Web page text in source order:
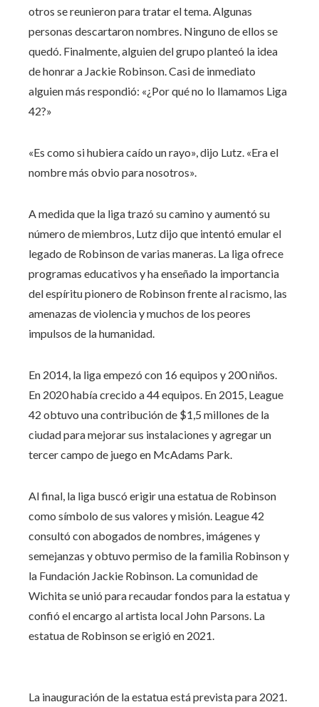
otros se reunieron para tratar el tema. Algunas
personas descartaron nombres. Ninguno de ellos se
quedó. Finalmente, alguien del grupo planteó la idea
de honrar a Jackie Robinson. Casi de inmediato
alguien más respondió: «¿Por qué no lo llamamos Liga
42?»
«Es como si hubiera caído un rayo», dijo Lutz. «Era el
nombre más obvio para nosotros».
A medida que la liga trazó su camino y aumentó su
número de miembros, Lutz dijo que intentó emular el
legado de Robinson de varias maneras. La liga ofrece
programas educativos y ha enseñado la importancia
del espíritu pionero de Robinson frente al racismo, las
amenazas de violencia y muchos de los peores
impulsos de la humanidad.
En 2014, la liga empezó con 16 equipos y 200 niños.
En 2020 había crecido a 44 equipos. En 2015, League
42 obtuvo una contribución de $1,5 millones de la
ciudad para mejorar sus instalaciones y agregar un
tercer campo de juego en McAdams Park.
Al final, la liga buscó erigir una estatua de Robinson
como símbolo de sus valores y misión. League 42
consultó con abogados de nombres, imágenes y
semejanzas y obtuvo permiso de la familia Robinson y
la Fundación Jackie Robinson. La comunidad de
Wichita se unió para recaudar fondos para la estatua y
confió el encargo al artista local John Parsons. La
estatua de Robinson se erigió en 2021.
La inauguración de la estatua está prevista para 2021.